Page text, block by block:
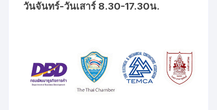
วันจันทร์-วันเสาร์ 8.30-17.30น.